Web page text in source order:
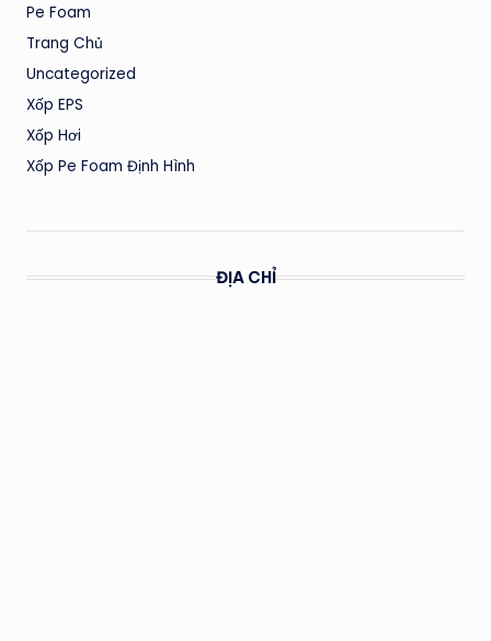
Pe Foam
Trang Chủ
Uncategorized
Xốp EPS
Xốp Hơi
Xốp Pe Foam Định Hình
ĐỊA CHỈ